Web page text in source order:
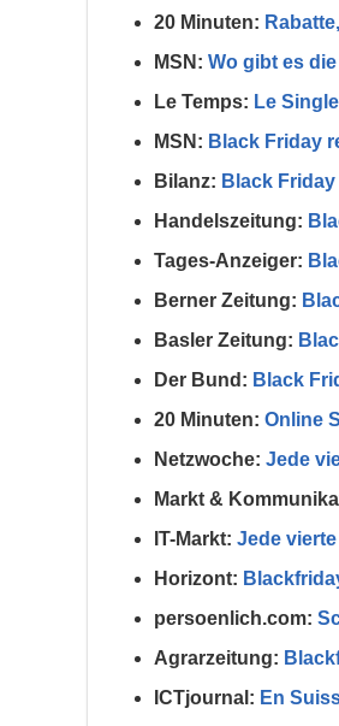
20 Minuten:
MSN: Wo gibt es
Le Temps: Le
MSN: Black Friday
Bilanz: Black Friday
Handelszeitung:
Tages-Anzeiger:
Berner Zeitung:
Basler Zeitung:
Der Bund: Black
20 Minuten: Online
Netzwoche: Jede
Markt &
IT-Markt: Jede
Horizont:
persoenlich.com:
Agrarzeitung:
ICTjournal: En